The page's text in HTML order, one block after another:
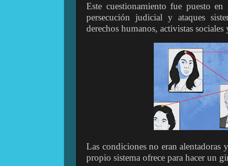
Este cuestionamiento fue puesto
persecución judicial y ataques
derechos humanos, activistas sociales
Las condiciones no eran
propio sistema ofrece para hacer un